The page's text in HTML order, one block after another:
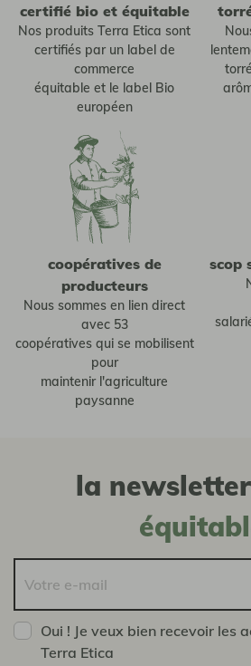
certifié bio et équitable
Nos produits Terra Etica sont
certifiés par un label de
commerce
équitable et le label Bio
européen
coopératives de
producteurs
Nous sommes en lien direct
avec 53
coopératives qui se mobilisent
pour
maintenir l'agriculture
paysanne
scop
la newsletter
Oui ! Je veux bien recevoir les
Terra Etica